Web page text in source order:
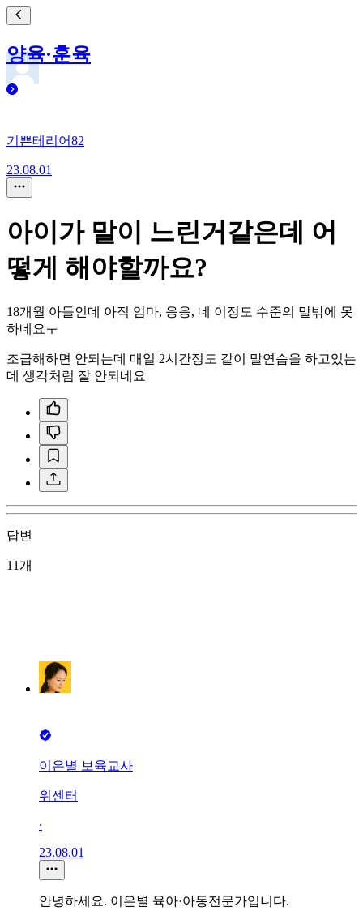
양육·훈육
기쁜테리어82
23.08.01
아이가 말이 느린거같은데 어
떻게 해야할까요?
18개월 아들인데 아직 엄마, 응응, 네 이정도 수준의 말밖에 못
하네요ㅜ
조급해하면 안되는데 매일 2시간정도 같이 말연습을 하고있는
데 생각처럼 잘 안되네요
답변
11개
이은별 보육교사
위센터
∙
23.08.01
안녕하세요. 이은별 육아·아동전문가입니다.